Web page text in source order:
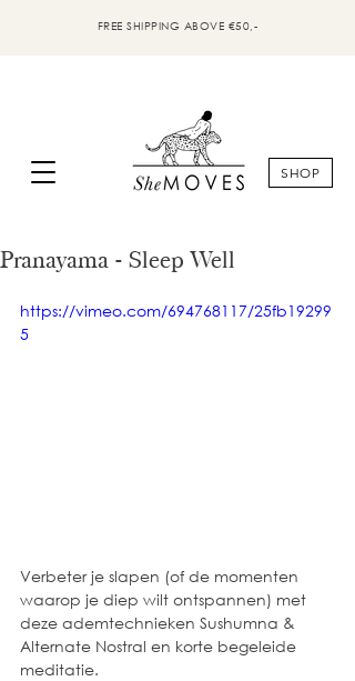
FREE SHIPPING ABOVE €50,-
SHOP
Pranayama - Sleep Well
https://vimeo.com/694768117/25fb19299
5
Verbeter je slapen (of de momenten
waarop je diep wilt ontspannen) met
deze ademtechnieken Sushumna &
Alternate Nostral en korte begeleide
meditatie.